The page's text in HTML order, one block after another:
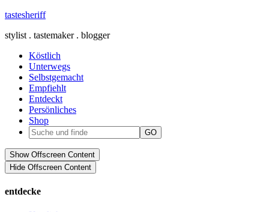
tastesheriff
stylist . tastemaker . blogger
Köstlich
Unterwegs
Selbstgemacht
Empfiehlt
Entdeckt
Persönliches
Shop
Show Offscreen Content
Hide Offscreen Content
entdecke